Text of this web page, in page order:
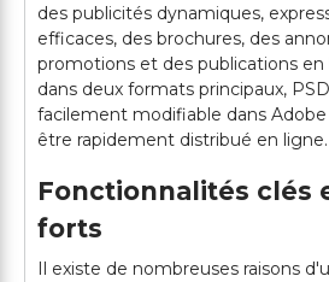
des publicités dynamiques,
efficaces, des brochures, des
promotions et des publications en
dans deux formats principaux,
facilement modifiable dans
être rapidement distribué en ligne.
Fonctionnalités clés
forts
Il existe de nombreuses raisons